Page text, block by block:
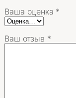
Ваша оценка *
Ваш отзыв *